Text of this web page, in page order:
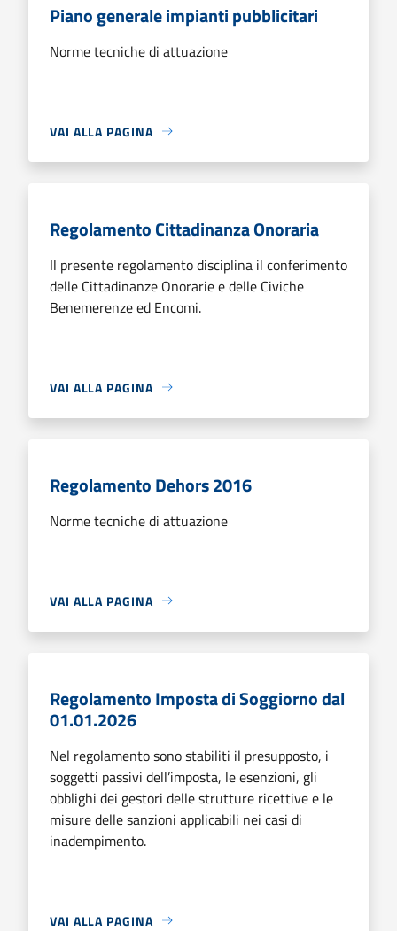
Piano generale impianti pubblicitari
Norme tecniche di attuazione
VAI ALLA PAGINA
Regolamento Cittadinanza Onoraria
Il presente regolamento disciplina il conferimento
delle Cittadinanze Onorarie e delle Civiche
Benemerenze ed Encomi.
VAI ALLA PAGINA
Regolamento Dehors 2016
Norme tecniche di attuazione
VAI ALLA PAGINA
Regolamento Imposta di Soggiorno dal
01.01.2026
Nel regolamento sono stabiliti il presupposto, i
soggetti passivi dell’imposta, le esenzioni, gli
obblighi dei gestori delle strutture ricettive e le
misure delle sanzioni applicabili nei casi di
inadempimento.
VAI ALLA PAGINA